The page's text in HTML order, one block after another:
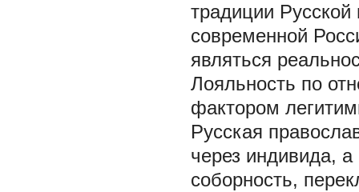
традиции
современной
являться
Лояльность по
фактором
Русская
через индивида,
соборность,